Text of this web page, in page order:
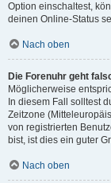
Option einschaltest,
deinen Online-Status
Nach oben
Die Forenuhr geht
Möglicherweise
In diesem Fall solltest
Zeitzone
von registrierten
bist, ist dies ein guter
Nach oben